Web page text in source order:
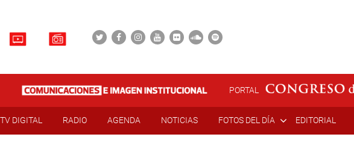
PORTAL
TV DIGITAL RADIO AGENDA NOTICIAS FOTOS DEL DÍA EDITORIAL